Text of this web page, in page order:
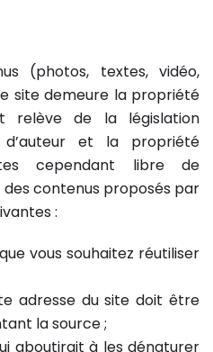
(photos, textes, vidéo,
site demeure la propriété
relève de la législation
et la propriété
cependant libre de
contenus proposés par
:
vous souhaitez réutiliser
adresse du site doit être
la source ;
aboutirait à les dénaturer